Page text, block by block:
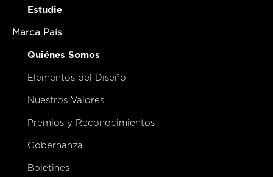
Estudie
Marca País
Quiénes Somos
Elementos del Diseño
Nuestros Valores
Premios y Reconocimientos
Gobernanza
Boletines